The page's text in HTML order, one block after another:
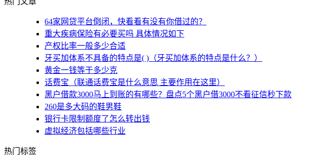
64家网贷平台倒闭，快看看有没有你借过的？
重大疾病保险有必要买吗 具体情况如下
产权比率一般多少合适
牙买加体系不具备的特点是( )（牙买加体系的特点是什么？）
黄金一钱等于多少克
话费宝（联通话费宝是什么意思 主要作用在这里）
黑户借款3000马上到账的有哪些？盘点5个黑户借3000不看征信秒下款
260是多大码的鞋男鞋
银行卡限制额度了怎么转出钱
虚拟经济包括哪些行业
热门标签